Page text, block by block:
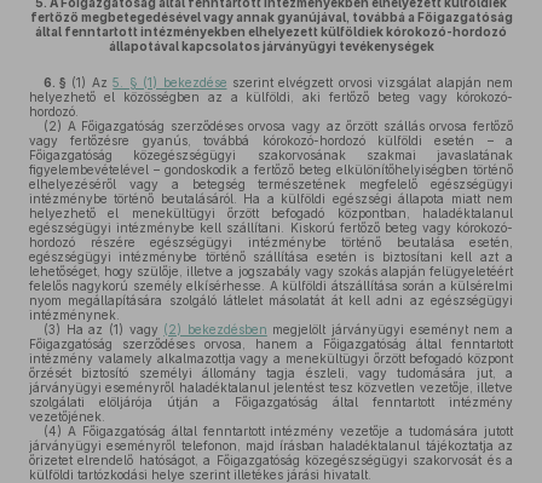
fertőző megbetegedésével vagy annak gyanújával, továbbá a Főigazgatóság
által fenntartott intézményekben elhelyezett külföldiek kórokozó-hordozó
állapotával kapcsolatos járványügyi tevékenységek
6. § (1) Az5. § (1) bekezdése szerint elvégzett orvosi vizsgálat alapján nem
helyezhető el közösségben az a külföldi, aki fertőző beteg vagy kórokozó-
hordozó.
(2) A Főigazgatóság szerződéses orvosa vagy az őrzött szállás orvosa fertőző
vagy fertőzésre gyanús, továbbá kórokozó-hordozó külföldi esetén – a
Főigazgatóság közegészségügyi szakorvosának szakmai javaslatának
figyelembevételével – gondoskodik a fertőző beteg elkülönítőhelyiségben történő
elhelyezéséről vagy a betegség természetének megfelelő egészségügyi
intézménybe történő beutalásáról. Ha a külföldi egészségi állapota miatt nem
helyezhető el menekültügyi őrzött befogadó központban, haladéktalanul
egészségügyi intézménybe kell szállítani. Kiskorú fertőző beteg vagy kórokozó-
hordozó részére egészségügyi intézménybe történő beutalása esetén,
egészségügyi intézménybe történő szállítása esetén is biztosítani kell azt a
lehetőséget, hogy szülője, illetve a jogszabály vagy szokás alapján felügyeletéért
felelős nagykorú személy elkísérhesse. A külföldi átszállítása során a külsérelmi
nyom megállapítására szolgáló látlelet másolatát át kell adni az egészségügyi
intézménynek.
(3) Ha az (1) vagy (2) bekezdésben megjelölt járványügyi eseményt nem a
Főigazgatóság szerződéses orvosa, hanem a Főigazgatóság által fenntartott
intézmény valamely alkalmazottja vagy a menekültügyi őrzött befogadó központ
őrzését biztosító személyi állomány tagja észleli, vagy tudomására jut, a
járványügyi eseményről haladéktalanul jelentést tesz közvetlen vezetője, illetve
szolgálati elöljárója útján a Főigazgatóság által fenntartott intézmény
vezetőjének.
(4) A Főigazgatóság által fenntartott intézmény vezetője a tudomására jutott
járványügyi eseményről telefonon, majd írásban haladéktalanul tájékoztatja az
őrizetet elrendelő hatóságot, a Főigazgatóság közegészségügyi szakorvosát és a
külföldi tartózkodási helye szerint illetékes járási hivatalt.